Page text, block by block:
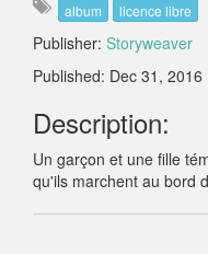
album licence libre
Publisher: Storyweaver
Published: Dec 31, 2016
Description:
Un garçon et une fille
qu'ils marchent au bord